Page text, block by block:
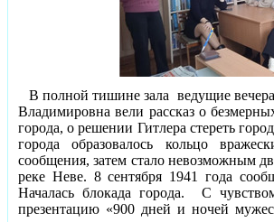
В полной тишине зала ведущие
Владимировна вели рассказ о
города, о решении Гитлера стереть
города образовалось кольцо
сообщения, затем стало невозможным
реке Неве. 8 сентября 1941 года
Началась блокада города. С
презентацию «900 дней и ночей